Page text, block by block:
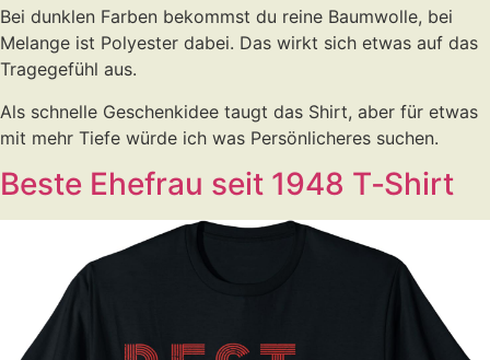
Bei dunklen Farben bekommst du reine Baumwolle, bei
Melange ist Polyester dabei. Das wirkt sich etwas auf das
Tragegefühl aus.
Als schnelle Geschenkidee taugt das Shirt, aber für etwas
mit mehr Tiefe würde ich was Persönlicheres suchen.
Beste Ehefrau seit 1948 T‑Shirt